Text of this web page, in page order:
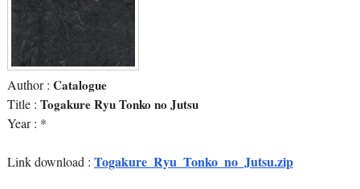
Author : Catalogue
Title : Togakure Ryu Tonko no Jutsu
Year : *
Link download : Togakure_Ryu_Tonko_no_Jutsu.zip